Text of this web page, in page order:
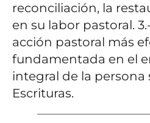
reconciliación, la
en su labor pastoral.
acción pastoral más
fundamentada en el
integral de la persona
Escrituras.